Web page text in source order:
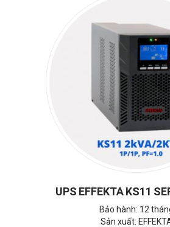
UPS EFFEKTA KS11
Bảo hành: 12
Sản xuất: